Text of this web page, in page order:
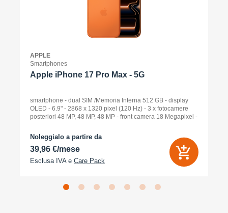
APPLE
Smartphones
Apple iPhone 17 Pro Max - 5G
smartphone - dual SIM /Memoria Interna 512 GB - display
OLED - 6.9" - 2868 x 1320 pixel (120 Hz) - 3 x fotocamere
posteriori 48 MP, 48 MP, 48 MP - front camera 18 Megapixel -
Noleggialo a partire da
39,96 €/mese
Esclusa IVA e Care Pack